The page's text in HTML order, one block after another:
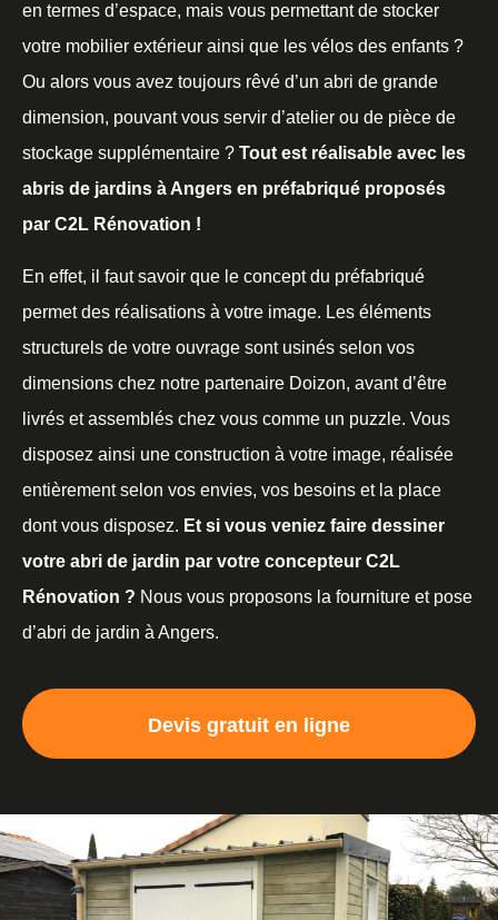
en termes d’espace, mais vous permettant de stocker
votre mobilier extérieur ainsi que les vélos des enfants ?
Ou alors vous avez toujours rêvé d’un abri de grande
dimension, pouvant vous servir d’atelier ou de pièce de
stockage supplémentaire ? Tout est réalisable avec les
abris de jardins à Angers en préfabriqué proposés
par C2L Rénovation !
En effet, il faut savoir que le concept du préfabriqué
permet des réalisations à votre image. Les éléments
structurels de votre ouvrage sont usinés selon vos
dimensions chez notre partenaire Doizon, avant d’être
livrés et assemblés chez vous comme un puzzle. Vous
disposez ainsi une construction à votre image, réalisée
entièrement selon vos envies, vos besoins et la place
dont vous disposez. Et si vous veniez faire dessiner
votre abri de jardin par votre concepteur C2L
Rénovation ? Nous vous proposons la fourniture et pose
d’abri de jardin à Angers.
Devis gratuit en ligne